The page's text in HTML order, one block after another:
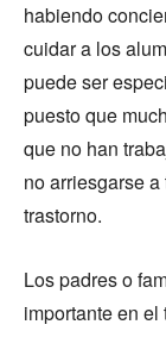
habiendo
cuidar a los
puede ser
puesto que
que no han
no arriesgarse
trastorno.
Los padres o
importante en